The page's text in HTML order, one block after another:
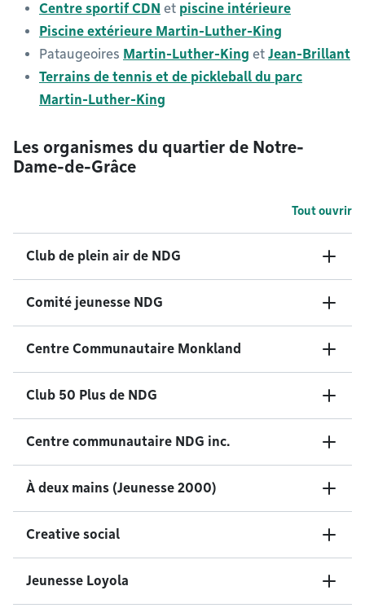
Centre sportif CDN et piscine intérieure
Piscine extérieure Martin-Luther-King
Pataugeoires Martin-Luther-King et Jean-Brillant
Terrains de tennis et de pickleball du parc
Martin-Luther-King
Les organismes du quartier de Notre-
Dame-de-Grâce
Tout ouvrir
Club de plein air de NDG
Comité jeunesse NDG
Centre Communautaire Monkland
Club 50 Plus de NDG
Centre communautaire NDG inc.
À deux mains (Jeunesse 2000)
Creative social
Jeunesse Loyola